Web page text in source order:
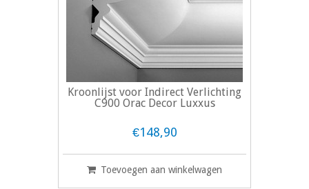
Kroonlijst voor Indirect Verlichting
C900 Orac Decor Luxxus
€148,90
Toevoegen aan winkelwagen